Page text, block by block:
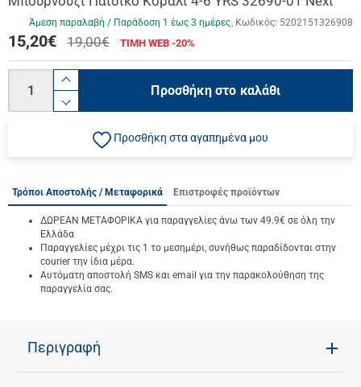
Άμεση παραλαβή / Παράδoση 1 έως 3 ημέρες Κωδικός: 5202151326908
15,20€ 19,00€ ΤΙΜΗ WEB -20%
product.increase.quantity
product.decrease.quantity
Προσθήκη στο καλάθι
Προσθήκη στα αγαπημένα μου
Τρόποι Αποστολής / Μεταφορικά Επιστροφές προϊόντων
ΔΩΡΕΑΝ ΜΕΤΑΦΟΡΙΚΑ για παραγγελίες άνω των 49.9€ σε όλη την
Ελλάδα
Παραγγελίες μέχρι τις 1 το μεσημέρι, συνήθως παραδίδονται στην
courier την ίδια μέρα.
Αυτόματη αποστολή SMS και email για την παρακολούθηση της
παραγγελία σας.
Περιγραφή